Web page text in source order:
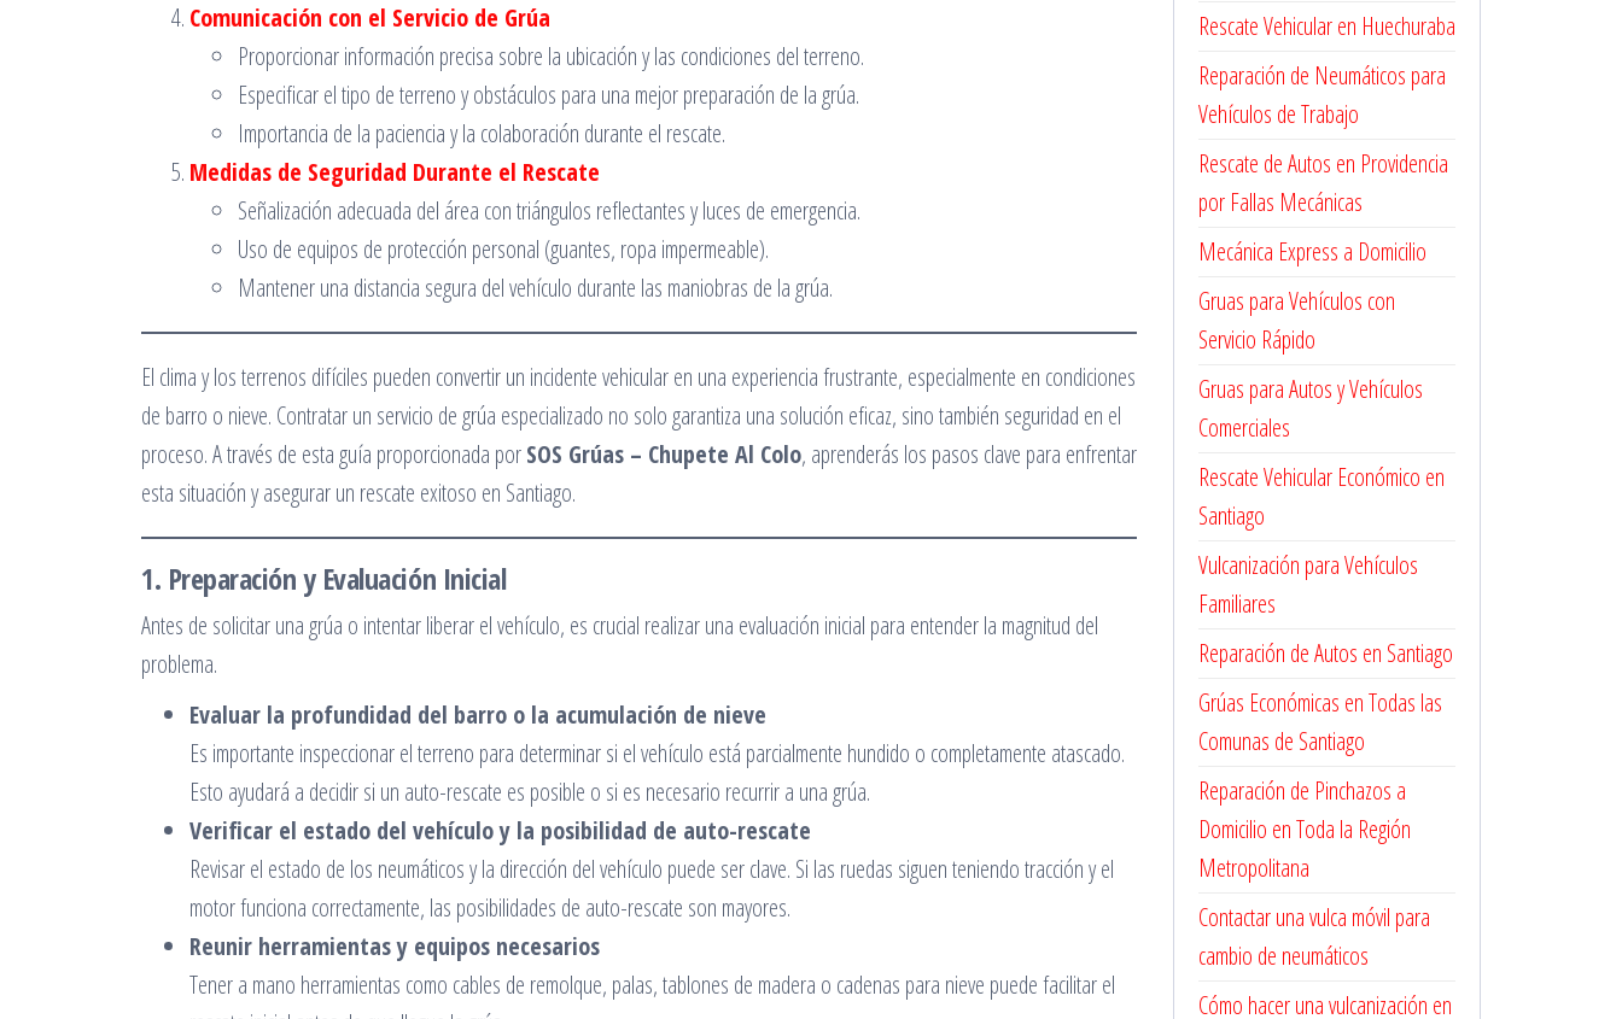
Comunicación con el Servicio de Grúa
Proporcionar información precisa sobre la ubicación y las condiciones del terreno.
Especificar el tipo de terreno y obstáculos para una mejor preparación de la grúa.
Importancia de la paciencia y la colaboración durante el rescate.
Medidas de Seguridad Durante el Rescate
Señalización adecuada del área con triángulos reflectantes y luces de emergencia.
Uso de equipos de protección personal (guantes, ropa impermeable).
Mantener una distancia segura del vehículo durante las maniobras de la grúa.
El clima y los terrenos difíciles pueden convertir un incidente vehicular en una experiencia frustrante, especialmente en condiciones
de barro o nieve. Contratar un servicio de grúa especializado no solo garantiza una solución eficaz, sino también seguridad en el
proceso. A través de esta guía proporcionada porSOS Grúas – Chupete Al Colo, aprenderás los pasos clave para enfrentar
esta situación y asegurar un rescate exitoso en Santiago.
1. Preparación y Evaluación Inicial
Antes de solicitar una grúa o intentar liberar el vehículo, es crucial realizar una evaluación inicial para entender la magnitud del
problema.
Evaluar la profundidad del barro o la acumulación de nieve
Es importante inspeccionar el terreno para determinar si el vehículo está parcialmente hundido o completamente atascado.
Esto ayudará a decidir si un auto-rescate es posible o si es necesario recurrir a una grúa.
Verificar el estado del vehículo y la posibilidad de auto-rescate
Revisar el estado de los neumáticos y la dirección del vehículo puede ser clave. Si las ruedas siguen teniendo tracción y el
motor funciona correctamente, las posibilidades de auto-rescate son mayores.
Reunir herramientas y equipos necesarios
Tener a mano herramientas como cables de remolque, palas, tablones de madera o cadenas para nieve puede facilitar el
Rescate Vehicular en Huechuraba
Reparación de Neumáticos para
Vehículos de Trabajo
Rescate de Autos en Providencia
por Fallas Mecánicas
Mecánica Express a Domicilio
Gruas para Vehículos con
Servicio Rápido
Gruas para Autos y Vehículos
Comerciales
Rescate Vehicular Económico en
Santiago
Vulcanización para Vehículos
Familiares
Reparación de Autos en Santiago
Grúas Económicas en Todas las
Comunas de Santiago
Reparación de Pinchazos a
Domicilio en Toda la Región
Metropolitana
Contactar una vulca móvil para
cambio de neumáticos
Cómo hacer una vulcanización en